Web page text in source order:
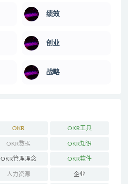
绩效
创业
战略
OKR OKR工具
OKR数据 OKR知识
OKR管理理念 OKR软件
人力资源 企业